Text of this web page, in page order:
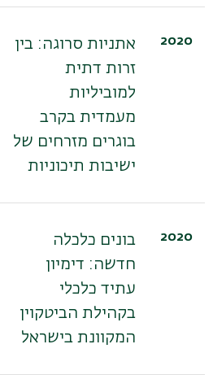
2020
אתניות סרוגה: בין
זרות דתית
למוביליות
מעמדית בקרב
בוגרים מזרחים של
ישיבות תיכוניות
2020
בונים כלכלה
חדשה: דימיון
עתיד כלכלי
בקהילת הביטקוין
המקוונת בישראל